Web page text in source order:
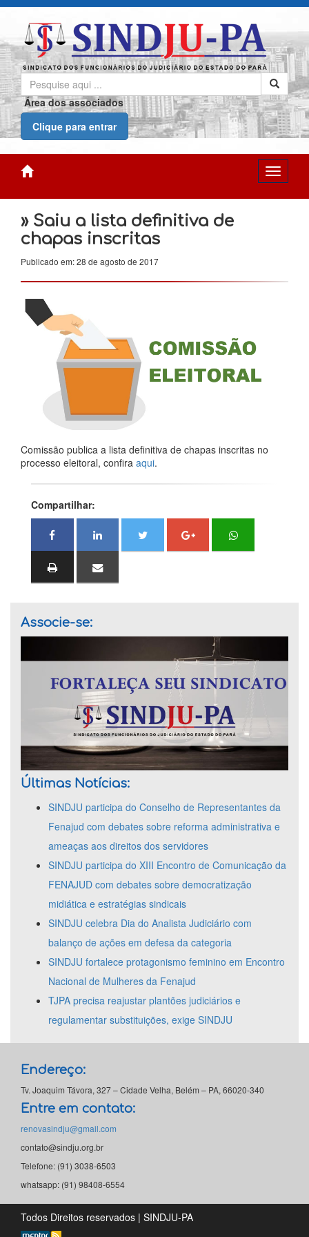
Área dos associados
Clique para entrar
» Saiu a lista definitiva de
chapas inscritas
Publicado em: 28 de agosto de 2017
Comissão publica a lista definitiva de chapas inscritas no
processo eleitoral, confira aqui.
Compartilhar:
Associe-se:
Últimas Notícias:
SINDJU participa do Conselho de Representantes da
Fenajud com debates sobre reforma administrativa e
ameaças aos direitos dos servidores
SINDJU participa do XIII Encontro de Comunicação da
FENAJUD com debates sobre democratização
midiática e estratégias sindicais
SINDJU celebra Dia do Analista Judiciário com
balanço de ações em defesa da categoria
SINDJU fortalece protagonismo feminino em Encontro
Nacional de Mulheres da Fenajud
TJPA precisa reajustar plantões judiciários e
regulamentar substituições, exige SINDJU
Endereço:
Tv. Joaquim Távora, 327 – Cidade Velha, Belém – PA, 66020-340
Entre em contato:
renovasindju@gmail.com
contato@sindju.org.br
Telefone: (91) 3038-6503
whatsapp: (91) 98408-6554
Todos Direitos reservados | SINDJU-PA